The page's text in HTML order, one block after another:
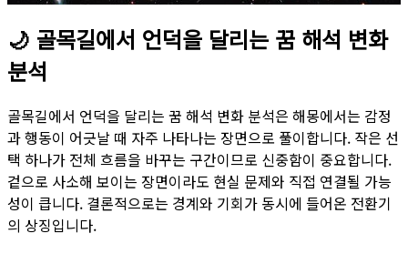
🌙 골목길에서 언덕을 달리는 꿈 해석 변화
분석
골목길에서 언덕을 달리는 꿈 해석 변화 분석은 해몽에서는 감정
과 행동이 어긋날 때 자주 나타나는 장면으로 풀이합니다. 작은 선
택 하나가 전체 흐름을 바꾸는 구간이므로 신중함이 중요합니다.
겉으로 사소해 보이는 장면이라도 현실 문제와 직접 연결될 가능
성이 큽니다. 결론적으로는 경계와 기회가 동시에 들어온 전환기
의 상징입니다.